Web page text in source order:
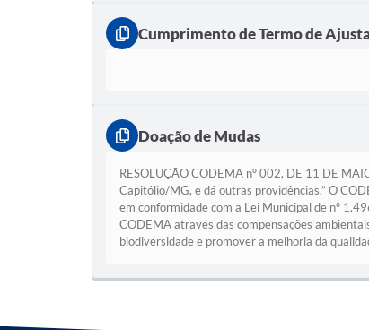
Cumprimento de Termo de
Doação de Mudas
RESOLUÇÃO CODEMA nº 002, DE 11 DE
Capitólio/MG, e dá outras providências.” O
em conformidade com a Lei Municipal de nº
CODEMA através das compensações
biodiversidade e promover a melhoria da